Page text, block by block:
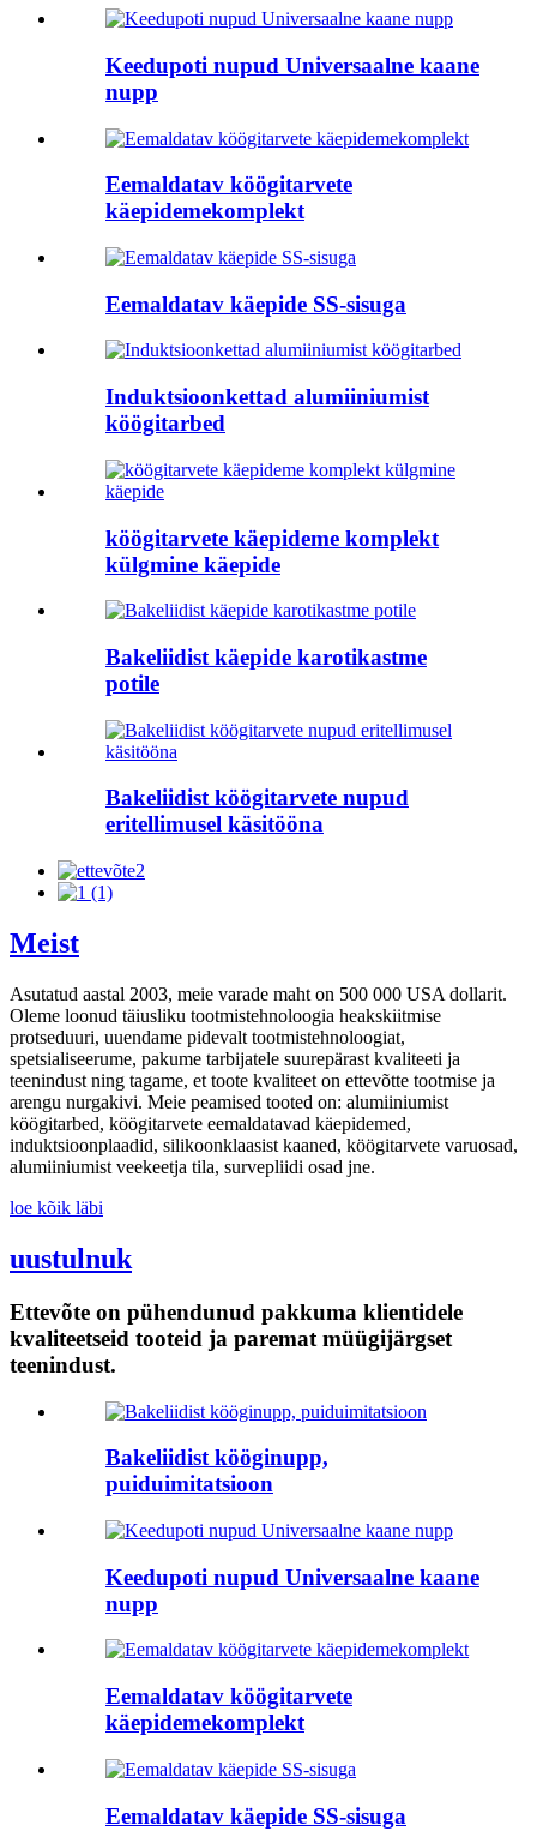
Keedupoti nupud Universaalne kaane
nupp
Eemaldatav köögitarvete
käepidemekomplekt
Eemaldatav käepide SS-sisuga
Induktsioonkettad alumiiniumist
köögitarbed
köögitarvete käepideme komplekt
külgmine käepide
Bakeliidist käepide karotikastme
potile
Bakeliidist köögitarvete nupud
eritellimusel käsitööna
Meist
Asutatud aastal 2003, meie varade maht on 500 000 USA dollarit.
Oleme loonud täiusliku tootmistehnoloogia heakskiitmise
protseduuri, uuendame pidevalt tootmistehnoloogiat,
spetsialiseerume, pakume tarbijatele suurepärast kvaliteeti ja
teenindust ning tagame, et toote kvaliteet on ettevõtte tootmise ja
arengu nurgakivi. Meie peamised tooted on: alumiiniumist
köögitarbed, köögitarvete eemaldatavad käepidemed,
induktsioonplaadid, silikoonklaasist kaaned, köögitarvete varuosad,
alumiiniumist veekeetja tila, survepliidi osad jne.
loe kõik läbi
uustulnuk
Ettevõte on pühendunud pakkuma klientidele
kvaliteetseid tooteid ja paremat müügijärgset
teenindust.
Bakeliidist kööginupp,
puiduimitatsioon
Keedupoti nupud Universaalne kaane
nupp
Eemaldatav köögitarvete
käepidemekomplekt
Eemaldatav käepide SS-sisuga